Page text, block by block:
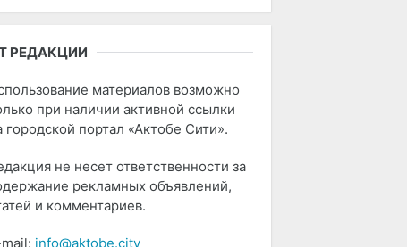
РЕДАКЦИИ
материалов возможно
при наличии активной ссылки
городской портал «Актобе Сити».
не несет ответственности за
рекламных объявлений,
и комментариев.
info@aktobe.city